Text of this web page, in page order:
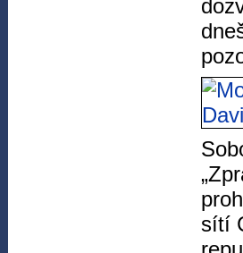
sítí